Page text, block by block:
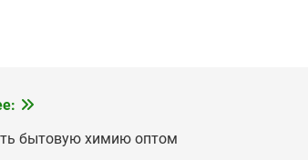
бытовую химию оптом